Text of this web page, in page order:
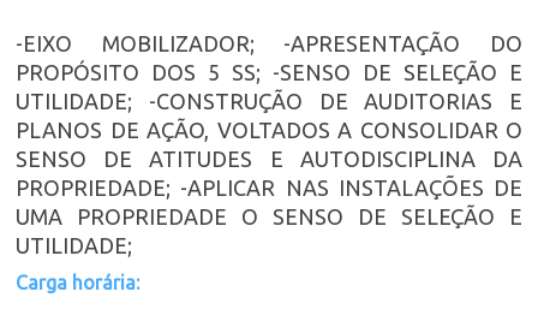
-EIXO MOBILIZADOR; -APRESENTAÇÃO DO
PROPÓSITO DOS 5 SS; -SENSO DE SELEÇÃO E
UTILIDADE; -CONSTRUÇÃO DE AUDITORIAS E
PLANOS DE AÇÃO, VOLTADOS A CONSOLIDAR O
SENSO DE ATITUDES E AUTODISCIPLINA DA
PROPRIEDADE; -APLICAR NAS INSTALAÇÕES DE
UMA PROPRIEDADE O SENSO DE SELEÇÃO E
UTILIDADE;
Carga horária: